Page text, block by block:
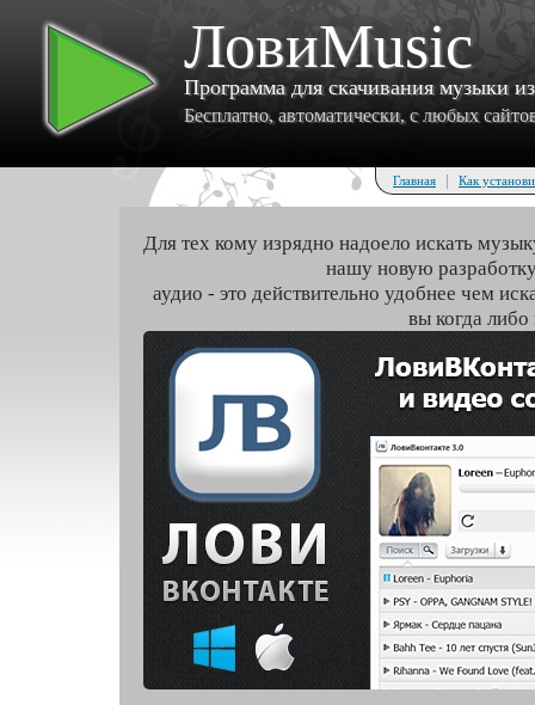
ЛовиMusic
Программа для скачивания музыки
Бесплатно, автоматически, с любых
Главная | Как
Для тех кому изрядно надоело искать
нашу новую
аудио - это действительно удобнее чем
вы когда либо